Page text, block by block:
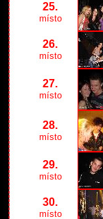
25.
místo
26.
místo
27.
místo
28.
místo
29.
místo
30.
místo